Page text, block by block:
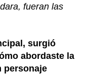
fueran las
surgió
abordaste la
personaje